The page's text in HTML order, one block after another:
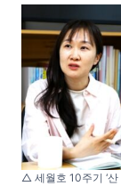
△ 세월호 10주기 ‘산